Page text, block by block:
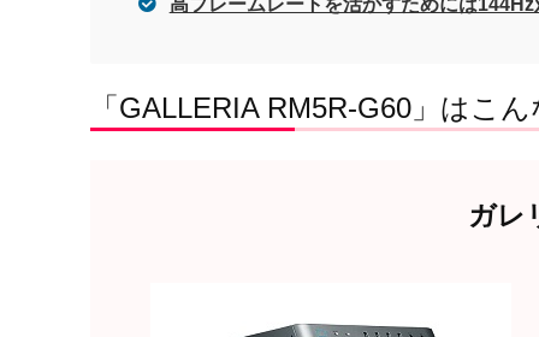
「GALLERIA RM5R-G60」はこ
ガレ